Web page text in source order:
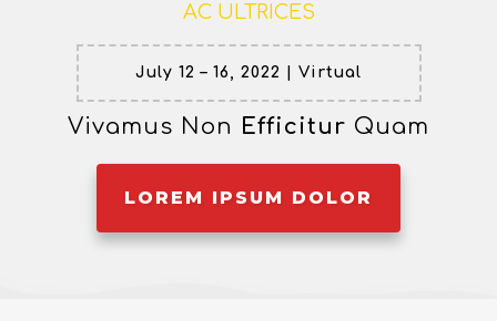
AC ULTRICES
July 12 – 16, 2022 | Virtual
Vivamus Non Efficitur Quam
LOREM IPSUM DOLOR